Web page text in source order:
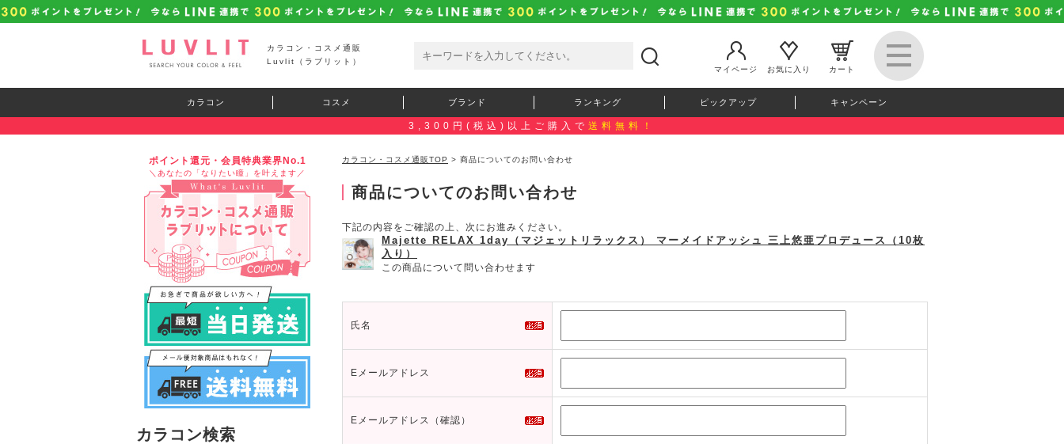
カラコン・コスメ通販
Luvlit（ラブリット）
マイページ
お気に入り カート
カラコン コスメ ブランド ランキング ピックアップ キャンペーン
3,300円(税込)以上ご購入で 送料無料！
ポイント還元・会員特典業界No.1
＼あなたの「なりたい瞳」を叶えます／
カラコン検索
カラコン・コスメ通販TOP > 商品についてのお問い合わせ
商品についてのお問い合わせ
下記の内容をご確認の上、次にお進みください。
Majette RELAX 1day（マジェットリラックス） マーメイドアッシュ 三上悠亜プロデュース（10枚
入り）
この商品について問い合わせます
氏名
Eメールアドレス
Eメールアドレス（確認）